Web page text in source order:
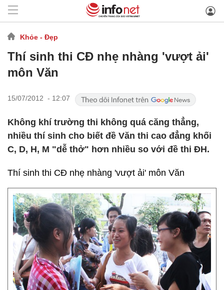
Khỏe - Đẹp
Thí sinh thi CĐ nhẹ nhàng 'vượt ải'
môn Văn
15/07/2012 - 12:07
Không khí trường thi không quá căng thẳng,
nhiều thí sinh cho biết đề Văn thi cao đẳng khối
C, D, H, M "dễ thở" hơn nhiều so với đề thi ĐH.
Thí sinh thi CĐ nhẹ nhàng 'vượt ải' môn Văn